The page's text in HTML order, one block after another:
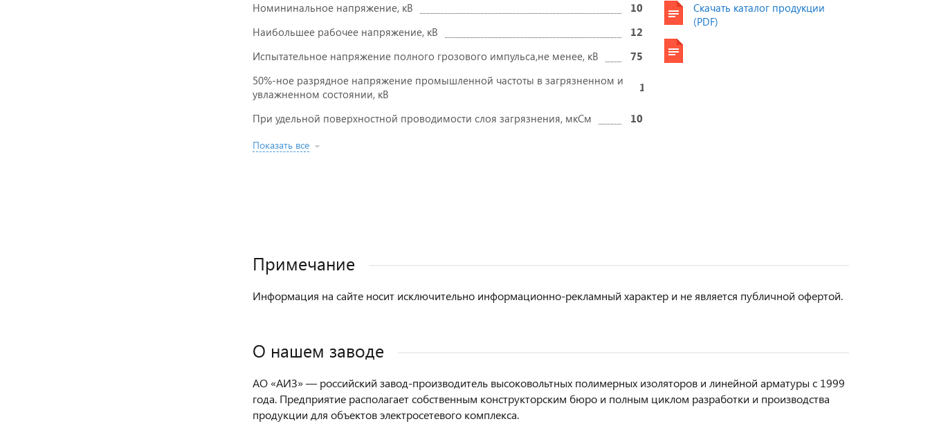
Номининальное напряжение, кВ
10
Наибольшее рабочее напряжение, кВ
12
Испытательное напряжение полного грозового импульса,не менее, кВ
75
50%-ное разрядное напряжение промышленной частоты в загрязненном и
увлажненном состоянии, кВ
13
При удельной поверхностной проводимости слоя загрязнения, мкСм 10
Показать все
Скачать каталог продукции
(PDF)
Примечание
Информация на сайте носит исключительно информационно-рекламный характер и не является публичной офертой.
О нашем заводе
АО «АИЗ» — российский завод-производитель высоковольтных полимерных изоляторов и линейной арматуры с 1999
года. Предприятие располагает собственным конструкторским бюро и полным циклом разработки и производства
продукции для объектов электросетевого комплекса.